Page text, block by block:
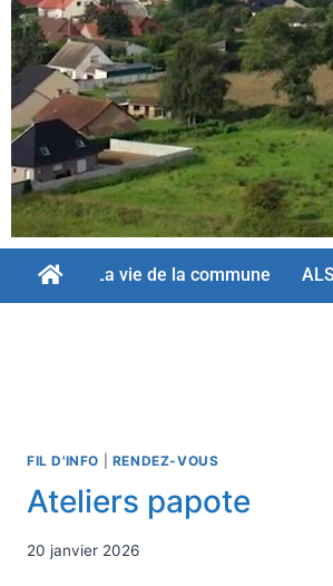
La vie de la commune
FIL D'INFO RENDEZ-VOUS
Ateliers papote
20 janvier 2026